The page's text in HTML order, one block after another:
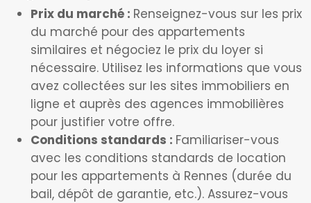
Prix du marché : Renseignez-vous sur les prix
du marché pour des appartements
similaires et négociez le prix du loyer si
nécessaire. Utilisez les informations que vous
avez collectées sur les sites immobiliers en
ligne et auprès des agences immobilières
pour justifier votre offre.
Conditions standards : Familiariser-vous
avec les conditions standards de location
pour les appartements à Rennes (durée du
bail, dépôt de garantie, etc.). Assurez-vous